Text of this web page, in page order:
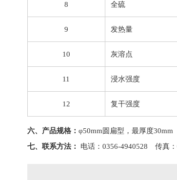
8 全硫
9 发热量
10 灰溶点
11 浸水强度
12 复干强度
六、产品规格： φ50mm圆扁型，最厚度30mm
七、联系方法： 电话：0356-4940528 传真